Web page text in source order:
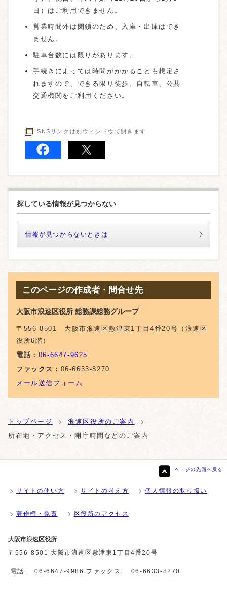
日）はご利用できません。
営業時間外は閉鎖のため、入庫・出庫はでき
ません。
駐車台数には限りがあります。
手続きによっては時間がかかることも想定さ
れますので、できる限り徒歩、自転車、公共
交通機関をご利用ください。
SNSリンクは別ウィンドウで開きます
探している情報が見つからない
情報が見つからないときは
このページの作成者・問合せ先
大阪市浪速区役所 総務課総務グループ
〒556-8501 大阪市浪速区敷津東1丁目4番20号（浪速区
役所6階）
電話： 06-6647-9625
ファックス： 06-6633-8270
メール送信フォーム
トップページ
浪速区役所のご案内
所在地・アクセス・開庁時間などのご案内
ページの先頭へ戻る
サイトの使い方 サイトの考え方 個人情報の取り扱い
著作権・免責 区役所のアクセス
大阪市浪速区役所
〒556-8501 大阪市浪速区敷津東1丁目4番20号
電話: 06-6647-9986 ファックス: 06-6633-8270